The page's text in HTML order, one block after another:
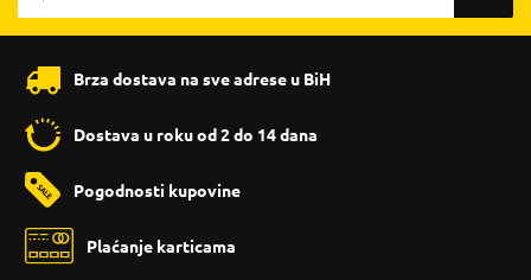
Brza dostava na sve adrese u BiH
Dostava u roku od 2 do 14 dana
Pogodnosti kupovine
Plaćanje karticama